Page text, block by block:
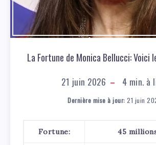
La Fortune de Monica Bellucci: Voici
21 juin 2026 4 min. à
Dernière mise à jour: 21 juin
Fortune: 45